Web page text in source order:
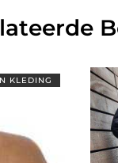
KLEDING